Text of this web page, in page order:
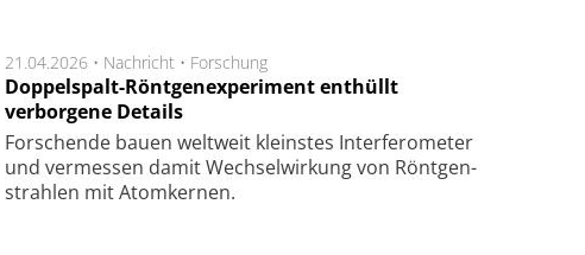
21.04.2026 • Nachricht • Forschung
Doppelspalt-Röntgenexperiment enthüllt
verborgene Details
For­schen­de bau­en welt­weit kleins­tes In­ter­fe­ro­me­ter
und ver­mes­sen da­mit Wech­sel­wir­kung von Rönt­gen­
strah­len mit Atom­ker­nen.